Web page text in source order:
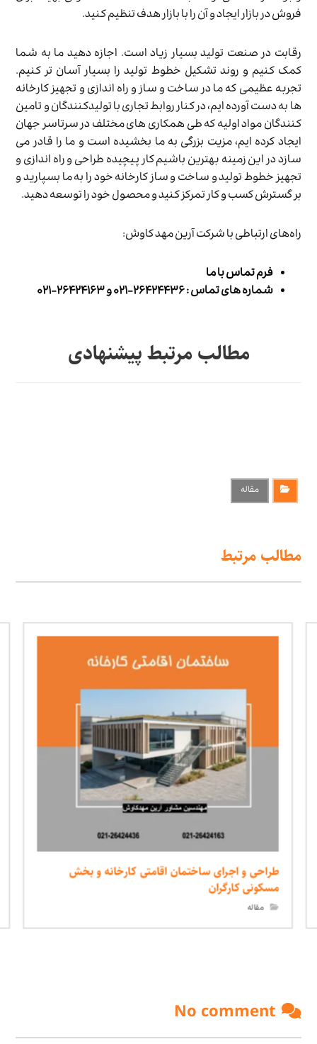
فروش در بازار ایجاد و آن را با بازار هدف تنظیم کنید.
رقابت در صنعت تولید بسیار زیاد است. اجازه دهید ما به شما
کمک کنیم و روند تشکیل خطوط تولید را بسیار آسان تر کنیم.
تجربه عظیمی که ما در ساخت و ساز و راه اندازی و تجهیز کارخانه
ها به دست آورده ایم، در کنار روابط تجاری با تولیدکنندگان و تامین
کنندگان مواد اولیه که طی همکاری های مختلف در سرتاسر جهان
ایجاد کرده ایم، مزیت بزرگی به ما بخشیده است و ما را قادر می
سازد در این زمینه بهترین باشیم کار پیچیده طراحی و راه اندازی و
تجهیز خطوط تولید و ساخت و ساز کارخانه خود را به ما بسپارید و
بر گسترش کسب و کار تمرکز کنید و محصول خود را توسعه دهید.
راه‌های ارتباطی با شرکت آرین مهد کاوش:
فرم تماس با ما
شماره های تماس : ۲۶۴۲۴۴۳۶-۰۲۱ و ۲۶۴۲۴۱۶۳-۰۲۱
مطالب مرتبط پیشنهادی
مقاله
مطالب مرتبط
طراحی و اجرای ساختمان اقامتی کارخانه و بخش
مسکونی کارگران
مقاله
No comment